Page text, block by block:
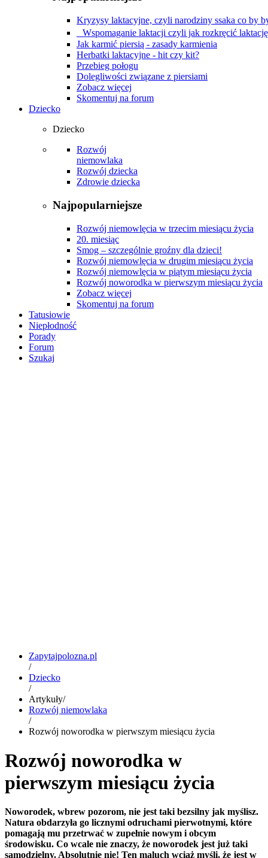
Kryzysy laktacyjne, czyli narodziny ssaka co by
Wspomaganie laktacji czyli jak rozkręcić
Jak karmić piersią - zasady karmienia
Herbatki laktacyjne - hit czy kit?
Przebieg połogu
Dolegliwości związane z piersiami
Zobacz więcej
Skomentuj na forum
Dziecko
Dziecko
Rozwój
niemowlaka
Rozwój dziecka
Zdrowie dziecka
Najpopularniejsze
Rozwój niemowlęcia w trzecim miesiącu życia
20. miesiąc
Smog – szczególnie groźny dla dzieci!
Rozwój niemowlęcia w drugim miesiącu życia
Rozwój niemowlęcia w piątym miesiącu życia
Rozwój noworodka w pierwszym miesiącu życia
Zobacz więcej
Skomentuj na forum
Tatusiowie
Niepłodność
Porady
Forum
Szukaj
Zapytajpolozna.pl
/
Dziecko
/
Artykuły/
Rozwój niemowlaka
/
Rozwój noworodka w pierwszym miesiącu życia
Rozwój noworodka w
pierwszym miesiącu życia
Noworodek, wbrew pozorom, nie jest taki bezsilny jak myślisz.
Natura obdarzyła go licznymi odruchami pierwotnymi, które
pomagają mu przetrwać w zupełnie nowym i obcym
środowisku. Co wcale nie znaczy, że noworodek jest już taki
samodzielny. Absolutnie nie! Ten maluch wciąż myśli, że jest w